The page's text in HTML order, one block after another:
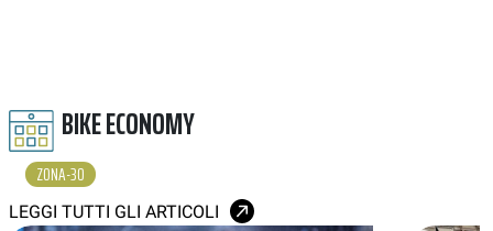
BIKE ECONOMY
ZONA-30
LEGGI TUTTI GLI ARTICOLI